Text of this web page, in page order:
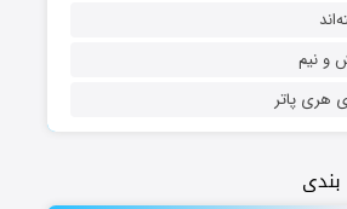
و نیم
هری پاتر